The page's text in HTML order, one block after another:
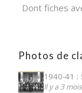
Dont fiches
Photos de
1940-41 :
Il y a 3 mois